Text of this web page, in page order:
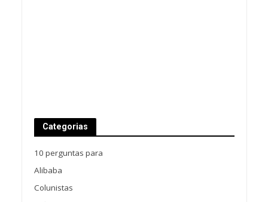
Categorias
10 perguntas para
Alibaba
Colunistas